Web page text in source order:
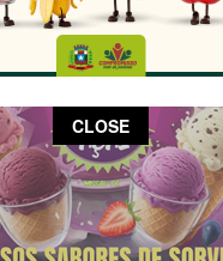
This popup will close in:14
CLOSE